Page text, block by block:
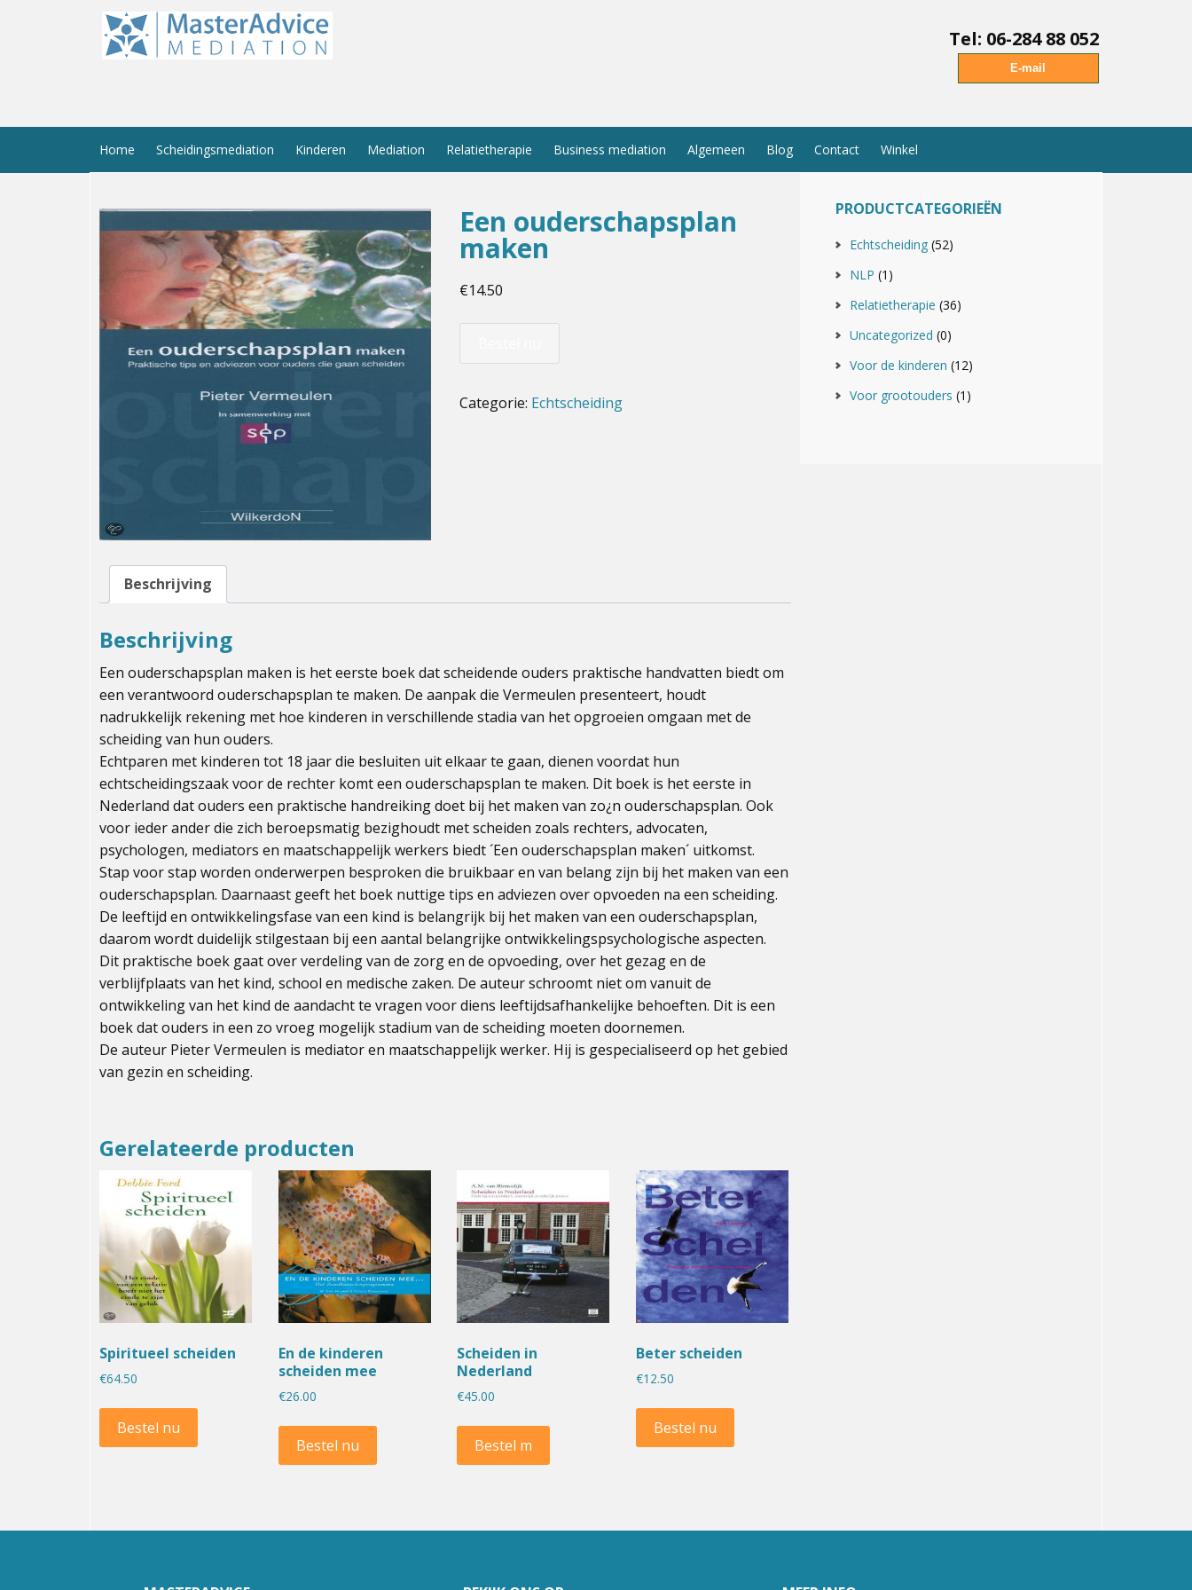
Tel: 06-284 88 052
E-mail
Home Scheidingsmediation Kinderen Mediation Relatietherapie Business mediation Algemeen Blog Contact Winkel
Een ouderschapsplan
maken
€14.50
Categorie: Echtscheiding
Beschrijving
Beschrijving
Een ouderschapsplan maken is het eerste boek dat scheidende ouders praktische handvatten biedt om
een verantwoord ouderschapsplan te maken. De aanpak die Vermeulen presenteert, houdt
nadrukkelijk rekening met hoe kinderen in verschillende stadia van het opgroeien omgaan met de
scheiding van hun ouders.
Echtparen met kinderen tot 18 jaar die besluiten uit elkaar te gaan, dienen voordat hun
echtscheidingszaak voor de rechter komt een ouderschapsplan te maken. Dit boek is het eerste in
Nederland dat ouders een praktische handreiking doet bij het maken van zo¿n ouderschapsplan. Ook
voor ieder ander die zich beroepsmatig bezighoudt met scheiden zoals rechters, advocaten,
psychologen, mediators en maatschappelijk werkers biedt ´Een ouderschapsplan maken´ uitkomst.
Stap voor stap worden onderwerpen besproken die bruikbaar en van belang zijn bij het maken van een
ouderschapsplan. Daarnaast geeft het boek nuttige tips en adviezen over opvoeden na een scheiding.
De leeftijd en ontwikkelingsfase van een kind is belangrijk bij het maken van een ouderschapsplan,
daarom wordt duidelijk stilgestaan bij een aantal belangrijke ontwikkelingspsychologische aspecten.
Dit praktische boek gaat over verdeling van de zorg en de opvoeding, over het gezag en de
verblijfplaats van het kind, school en medische zaken. De auteur schroomt niet om vanuit de
ontwikkeling van het kind de aandacht te vragen voor diens leeftijdsafhankelijke behoeften. Dit is een
boek dat ouders in een zo vroeg mogelijk stadium van de scheiding moeten doornemen.
De auteur Pieter Vermeulen is mediator en maatschappelijk werker. Hij is gespecialiseerd op het gebied
van gezin en scheiding.
Gerelateerde producten
Spiritueel scheiden
€64.50
Bestel nu
En de kinderen
scheiden mee
€26.00
Bestel nu
Scheiden in
Nederland
€45.00
Bestel m
Beter scheiden
€12.50
Bestel nu
PRODUCTCATEGORIEËN
Echtscheiding (52)
NLP (1)
Relatietherapie (36)
Uncategorized (0)
Voor de kinderen (12)
Voor grootouders (1)